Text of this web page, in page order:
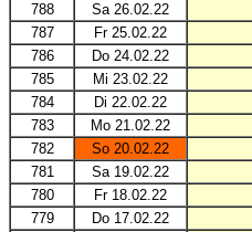
788
Sa 26.02.22
787
Fr 25.02.22
786
Do 24.02.22
785
Mi 23.02.22
784
Di 22.02.22
783
Mo 21.02.22
782
So 20.02.22
781
Sa 19.02.22
780
Fr 18.02.22
779
Do 17.02.22